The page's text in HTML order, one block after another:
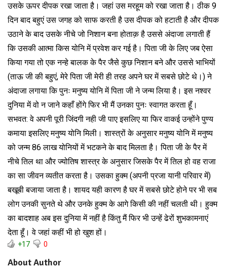
उसके ऊपर दीपक रखा जाता है। जहां उस मरहूम को रखा जाता है। ठीक 9
दिन बाद बहुएं उस जगह को साफ करती है उस दीपक को हटाती है और दीपक
उठाने के बाद उसके नीचे जो निशान बना होताक़ है उससे अंदाजा लगाती हैं
कि उसकी आत्मा किस योनि में प्रवेश कर गई है। पिता जी के लिए जब ऐसा
किया गया तो एक नन्हे बालक के पैर जैसे कुछ निशान बने और उससे भाभियों
(ताऊ जी की बहुएं, मेरे पिता जी मेरी ही तरह अपने घर में सबसे छोटे थे।) ने
अंदाजा लगाया कि पुनः मनुष्य योनि में पिता जी ने जन्म लिया है। इस नश्वर
दुनिया में वो न जाने कहाँ होंगे फिर भी मैं उनका पुनः स्वागत करता हूँ।
सभवत: वे अपनी पूरी जिंदगी नही जी पाए इसलिए या फिर वाकई उन्होंने पुण्य
कमाया इसलिए मनुष्य योनि मिली। शास्त्रों के अनुसार मनुष्य योनि में मनुष्य
को जन्म 86 लाख योनियों में भटकने के बाद मिलता है। पिता जी के पैर में
नीचे तिल था और ज्योतिष शास्त्र के अनुसार जिसके पैर में तिल हो वह राजा
का सा जीवन व्यतीत करता है। उसका हुक्म (अपनी प्रजा यानी परिवार में)
बखूबी बजाया जाता है। शायद यही कारण है घर में सबसे छोटे होने पर भी सब
लोग उनकी सुनते थे और उनके हुक्म के आगे किसी की नहीं चलती थी। हुक्म
का बादशाह अब इस दुनिया में नहीं है किंतु मैं फिर भी उन्हें ढेरों शुभकामनाएं
देता हूँ। वे जहां कहीं भी हो खुश हों।
+17 0
About Author